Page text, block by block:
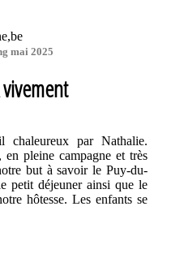
mai 2025
chaleureux par Nathalie.
en pleine campagne et très
but à savoir le Puy-du-
petit déjeuner ainsi que le
hôtesse. Les enfants se